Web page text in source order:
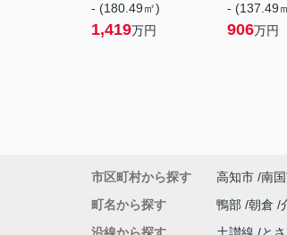
- (180.49㎡)
1,419万円
- (137.49
906万円
市区町村から探す 高知市 南
町名から探す
鴨部 朝倉